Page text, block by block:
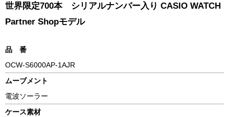
世界限定700本 シリアルナンバー入り CASIO WATCH
Partner Shopモデル
品 番
OCW-S6000AP-1AJR
ムーブメント
電波ソーラー
ケース素材